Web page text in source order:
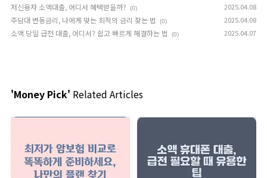
저신용자 소액대출, 어디서 혜택받을까? (0) 2025.04.08
주담대 변동금리, 나에게 맞는 최적의 금리 찾는 법 (0) 2025.04.08
소액 당일 급전 대출, 어디서? 쉽고 빠르게 해결하는 법 (0) 2025.04.07
'Money Pick' Related Articles